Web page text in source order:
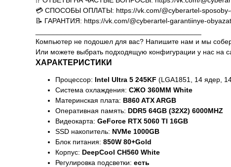
💳 СПОСОБЫ ОПЛАТЫ: https://vk.com/@cyberartel-sposoby-
📝 ГАРАНТИЯ: https://vk.com/@cyberartel-garantiinye-
Компьютер не подошел для вас? Напишите нам и мы
Или можете выбрать подходящую конфигурации у нас на
ХАРАКТЕРИСТИКИ
Процессор: Intel Ultra 5 245KF (LGA1851, 14 ядер,
Система охлаждения: СЖО 360MM White
Материнская плата: B860 ATX ARGB
Оперативная память: DDR5 64GB (32X2) 6000MHZ
Видеокарта: GeForce RTX 5060 TI 16GB
SSD накопитель: NVMe 1000GB
Блок питания: 850W 80+Gold
Корпус: DeepCool CH560 White
Регулировка подсветки: есть